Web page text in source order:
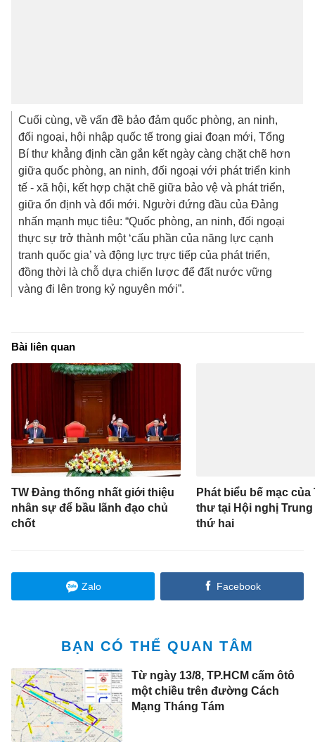
nhấn mạnh mục tiêu: “Quốc phòng, an ninh, đối ngoại
thực sự trở thành một ‘cấu phần của năng lực cạnh
tranh quốc gia’ và động lực trực tiếp của phát triển,
đồng thời là chỗ dựa chiến lược để đất nước vững
vàng đi lên trong kỷ nguyên mới”.
Bài liên quan
TW Đảng thống nhất giới thiệu
nhân sự để bầu lãnh đạo chủ
chốt
Zalo Facebook
Từ ngày 13/8, TP.HCM cấm ôtô
một chiều trên đường Cách
Tươi tắn dòng kênh xanh Nhiêu
Lộc